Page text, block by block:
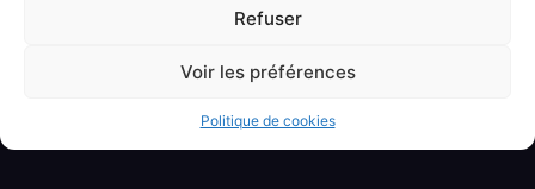
Refuser
Voir les préférences
Politique de cookies